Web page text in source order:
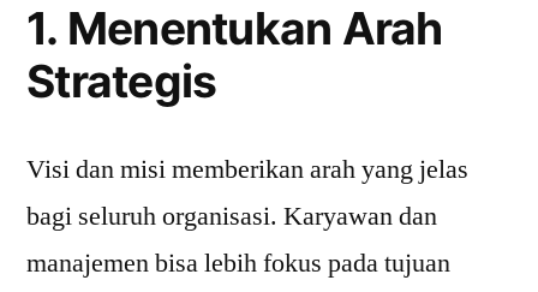
1. Menentukan Arah
Strategis
Visi dan misi memberikan arah yang jelas
bagi seluruh organisasi. Karyawan dan
manajemen bisa lebih fokus pada tujuan